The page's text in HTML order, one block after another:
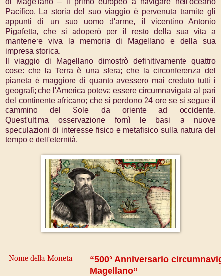
Pacifico. La storia del suo viaggio è pervenuta tramite gli
appunti di un suo uomo d'arme, il vicentino Antonio
Pigafetta, che si adoperò per il resto della sua vita a
mantenere viva la memoria di Magellano e della sua
impresa storica.
Il viaggio di Magellano dimostrò definitivamente quattro
cose: che la Terra è una sfera; che la circonferenza del
pianeta è maggiore di quanto avessero mai creduto tutti i
geografi; che l'America poteva essere circumnavigata al pari
del continente africano; che si perdono 24 ore se si segue il
cammino del Sole da oriente ad occidente.
Quest'ultimaosservazione fornì le basi a nuove
speculazioni di interesse fisico e metafisico sulla natura del
tempo e dell'eternità.
Nome della Moneta
“500° Anniversario
Magellano”